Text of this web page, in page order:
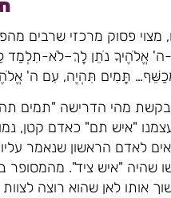
פסוק מרכזי שרבים
אֱלֹהֶיךָ נֹתֵן לָךְ–לֹא-תִלְמַד
תָּמִים תִּהְיֶה, עִם ה'
מהי הדרישה "תמים
"איש תם" כאדם קטן,
לאדם הראשון שנאמר
שהיה "איש ציד". מהמסופר
אותו לאן שהוא רוצה לצוות